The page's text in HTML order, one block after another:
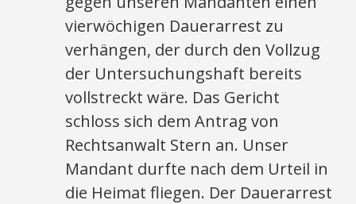
vierwöchigen Dauerarrest zu
verhängen, der durch den Vollzug
der Untersuchungshaft bereits
vollstreckt wäre. Das Gericht
schloss sich dem Antrag von
Rechtsanwalt Stern an. Unser
Mandant durfte nach dem Urteil in
die Heimat fliegen. Der Dauerarrest